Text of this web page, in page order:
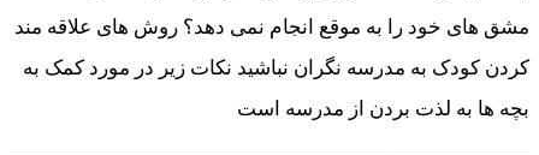
مشق های خود را به موقع انجام نمی دهد؟ روش های علاقه مند
کردن کودک به مدرسه نگران نباشید نکات زیر در مورد کمک به
بچه ها به لذت بردن از مدرسه است